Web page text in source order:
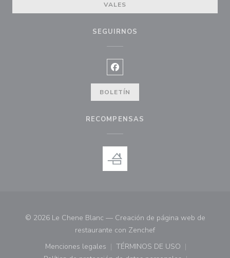
VALES
SEGUIRNOS
Facebook ((abre en una nueva
BOLETÍN
RECOMPENSAS
© 2026 Le Chene Blanc — Creación de página web de
restaurante con Zenchef((abre en una nueva
Menciones legales
((abre en una nueva ventana))
TÉRMINOS DE USO
((abre en una nueva